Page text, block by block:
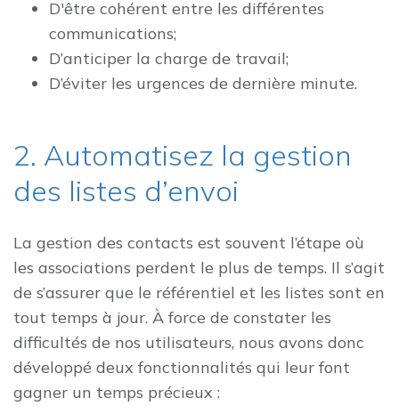
D'être cohérent entre les différentes
communications;
D’anticiper la charge de travail;
D’éviter les urgences de dernière minute.
2. Automatisez la gestion
des listes d’envoi
La gestion des contacts est souvent l’étape où
les associations perdent le plus de temps. Il s’agit
de s’assurer que le référentiel et les listes sont en
tout temps à jour. À force de constater les
difficultés de nos utilisateurs, nous avons donc
développé deux fonctionnalités qui leur font
gagner un temps précieux :